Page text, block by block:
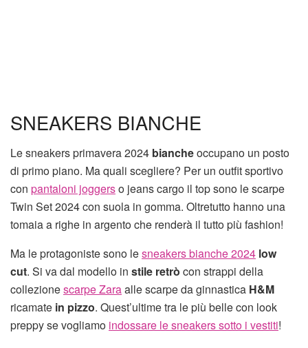
SNEAKERS BIANCHE
Le sneakers primavera 2024 biancheoccupano un posto
di primo piano. Ma quali scegliere? Per un outfit sportivo
con pantaloni joggerso jeans cargo il top sono le scarpe
Twin Set 2024 con suola in gomma. Oltretutto hanno una
tomaia a righe in argento che renderà il tutto più fashion!
Ma le protagoniste sono lesneakers bianche 2024 low
cut. Si va dal modello in stile retrò con strappi della
collezionescarpe Zaraalle scarpe da ginnastica H&M
ricamate in pizzo. Quest’ultime tra le più belle con look
preppy se vogliamo indossare le sneakers sotto i vestiti!